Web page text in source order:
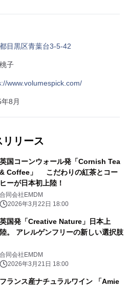
目黒区青葉台3-5-42
子
www.volumespick.com/
8月
リース
英国コーンウォール発「Cornish Tea
& Coffee」 こだわりの紅茶とコー
ヒーが日本初上陸！
合同会社EMDM
2026年3月22日 18:00
英国発「Creative Nature」日本上
陸。 アレルゲンフリーの新しい選択肢
合同会社EMDM
2026年3月21日 18:00
フランス産ナチュラルワイン 「Amie